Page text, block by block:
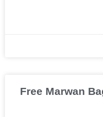
Free Marwan